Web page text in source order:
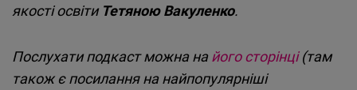
якості освіти Тетяною Вакуленко.
Послухати подкаст можна найого сторінці(там
також є посилання на найпопулярніші
Typeform